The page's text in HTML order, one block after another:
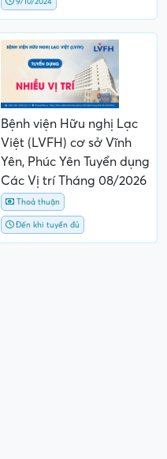
Bệnh viện Hữu nghị Lạc
Việt (LVFH) cơ sở Vĩnh
Yên, Phúc Yên Tuyển dụng
Các Vị trí Tháng 08/2026
Thoả thuận
Đến khi tuyển đủ